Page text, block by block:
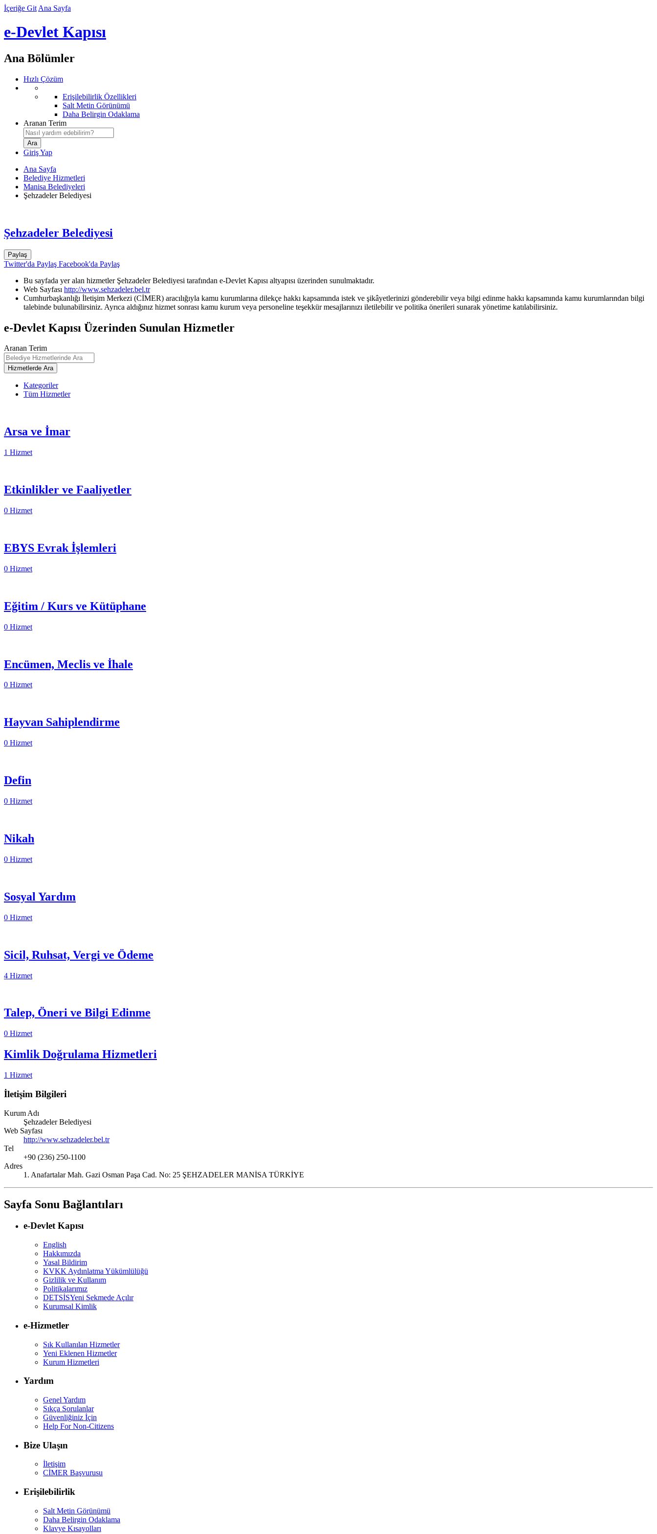
İçeriğe Git Ana Sayfa
e-Devlet Kapısı
Ana Bölümler
Hızlı Çözüm
Erişilebilirlik Özellikleri
Salt Metin Görünümü
Daha Belirgin Odaklama
Aranan Terim
Giriş Yap
Ana Sayfa
Belediye Hizmetleri
Manisa Belediyeleri
Şehzadeler Belediyesi
Şehzadeler Belediyesi
Paylaş
Twitter'da Paylaş Facebook'da Paylaş
Bu sayfada yer alan hizmetler Şehzadeler Belediyesi tarafından e-Devlet Kapısı altyapısı üzerinden sunulmaktadır.
Web Sayfası http://www.sehzadeler.bel.tr
Cumhurbaşkanlığı İletişim Merkezi (CİMER) aracılığıyla kamu kurumlarına dilekçe hakkı kapsamında istek ve şikâyetlerinizi gönderebilir veya bilgi edinme hakkı kapsamında kamu kurumlarından bilgi
talebinde bulunabilirsiniz. Ayrıca aldığınız hizmet sonrası kamu kurum veya personeline teşekkür mesajlarınızı iletilebilir ve politika önerileri sunarak yönetime katılabilirsiniz.
e-Devlet Kapısı Üzerinden Sunulan Hizmetler
Aranan Terim
Kategoriler
Tüm Hizmetler
Arsa ve İmar
1 Hizmet
Etkinlikler ve Faaliyetler
0 Hizmet
EBYS Evrak İşlemleri
0 Hizmet
Eğitim / Kurs ve Kütüphane
0 Hizmet
Encümen, Meclis ve İhale
0 Hizmet
Hayvan Sahiplendirme
0 Hizmet
Defin
0 Hizmet
Nikah
0 Hizmet
Sosyal Yardım
0 Hizmet
Sicil, Ruhsat, Vergi ve Ödeme
4 Hizmet
Talep, Öneri ve Bilgi Edinme
0 Hizmet
Kimlik Doğrulama Hizmetleri
1 Hizmet
İletişim Bilgileri
Kurum Adı
Şehzadeler Belediyesi
Web Sayfası
http://www.sehzadeler.bel.tr
Tel
+90 (236) 250-1100
Adres
1. Anafartalar Mah. Gazi Osman Paşa Cad. No: 25 ŞEHZADELER MANİSA TÜRKİYE
Sayfa Sonu Bağlantıları
e-Devlet Kapısı
English
Hakkımızda
Yasal Bildirim
KVKK Aydınlatma Yükümlülüğü
Gizlilik ve Kullanım
Politikalarımız
DETSİSYeni Sekmede Açılır
Kurumsal Kimlik
e-Hizmetler
Sık Kullanılan Hizmetler
Yeni Eklenen Hizmetler
Kurum Hizmetleri
Yardım
Genel Yardım
Sıkça Sorulanlar
Güvenliğiniz İçin
Help For Non-Citizens
Bize Ulaşın
İletişim
CİMER Başvurusu
Erişilebilirlik
Salt Metin Görünümü
Daha Belirgin Odaklama
Klavye Kısayolları